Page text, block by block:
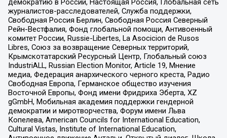
демократию в России, Настоящая Россия, Глобальная сеть
журналистов-расследователей, Служба поддержки,
Свободная Россия Берлин, Свободная Россия Северный
Рейн-Вестфалия, Фонд глобальной помощи, Антивоенный
комитет России, Russie-Libertes, La Asocicion de Rusos
Libres, Союз за возвращение Северных территорий,
Крымскотатарский Ресурсный Центр, Глобальный союз
IndustriALL, Russian Election Monitor, Article 19, Мнение
медиа, Федерация анархического черного креста, Радио
Свободная Европа, Германское общество изучения
Восточной Европы, Фонд имени Фридриха Эберта, XZ
gGmbH, Мобильная академия поддержки гендерной
демократии и миротворчества, Форум имени Льва
Копелева, American Councils for International Education,
Cultural Vistas, Institute of International Education,